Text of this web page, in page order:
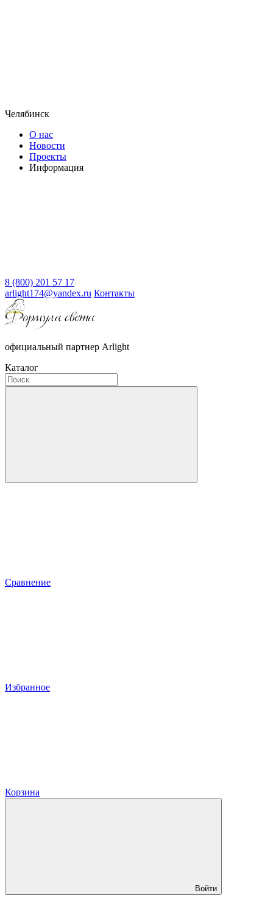
Челябинск
О нас
Новости
Проекты
Информация
8 (800) 201 57 17
arlight174@yandex.ru Контакты
официальный партнер Arlight
Каталог
Сравнение
Избранное
Корзина
Войти